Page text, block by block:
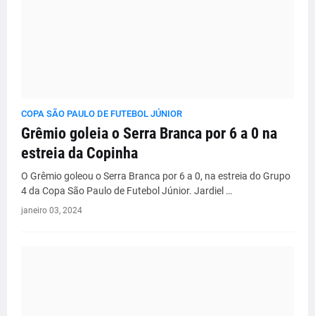
COPA SÃO PAULO DE FUTEBOL JÚNIOR
Grêmio goleia o Serra Branca por 6 a 0 na
estreia da Copinha
O Grêmio goleou o Serra Branca por 6 a 0, na estreia do Grupo
4 da Copa São Paulo de Futebol Júnior. Jardiel …
janeiro 03, 2024